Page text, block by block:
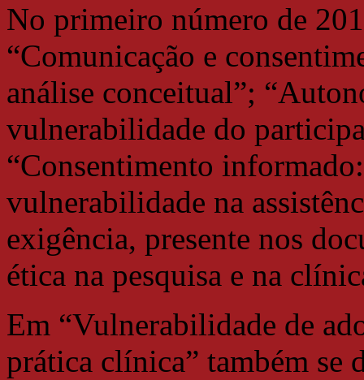
No primeiro número de
“Comunicação e
análise conceitual”;
vulnerabilidade do
“Consentimento
vulnerabilidade na
exigência, presente nos
ética na pesquisa e na
Em “Vulnerabilidade de
prática clínica” também se